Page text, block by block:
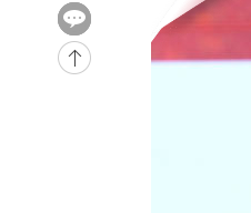
후임
-11248초 전 >
이강인, 폭염 속
-8387초 전 >
미 사업체 일자리,
향수정 (2보)
-7835초 전 >
[속보] 미 사업체,
[속보]이 대통령 "
이란, "오만과 '중
[속보]이 대통령, '호